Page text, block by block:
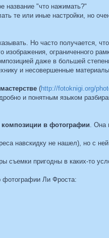
название "что нажимать?"
те или иные настройки, но
Но часто получается,
ограниченного
даже в большей
и несовершенные
(http://fotoknigi.org/
и понятным языком
в фотографии. Она
навскидку не нашел), но с
съемки пригодны в каких-то
фотографии Ли Фроста: